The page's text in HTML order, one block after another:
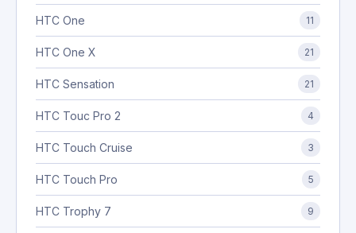
HTC One 11
HTC One X 21
HTC Sensation 21
HTC Touc Pro 2 4
HTC Touch Cruise 3
HTC Touch Pro 5
HTC Trophy 7 9